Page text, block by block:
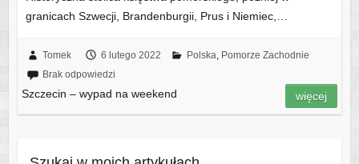
granicach Szwecji, Brandenburgii, Prus i Niemiec,…
Tomek 6 lutego 2022 Polska, Pomorze Zachodnie
Brak odpowiedzi
Szczecin – wypad na weekend więcej